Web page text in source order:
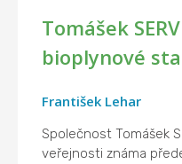
Tomášek
bioplynové
František Lehar
Společnost Tomášek
veřejnosti známa